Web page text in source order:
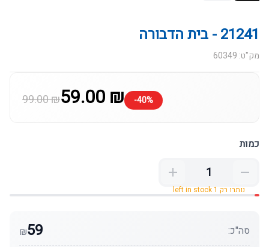
21241 - בית הדבורה
מק"ט: 60349
99.00 ₪59.00 ₪ -40%
כמות
נותרו רק 1 left in stock
סה"כ: 59
₪